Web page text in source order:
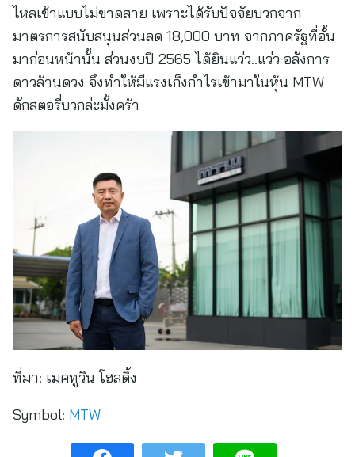
ไหลเข้าแบบไม่ขาดสาย เพราะได้รับปัจจัยบวกจาก
มาตรการสนับสนุนส่วนลด 18,000 บาท จากภาครัฐที่อั้น
มาก่อนหน้านั้น ส่วนงบปี 2565 ได้ยินแว่ว..แว่ว อลังการ
ดาวล้านดวง จึงทำให้มีแรงเก็งกำไรเข้ามาในหุ้น MTW
ดักสตอรี่บวกล่ะมั้งคร้า
ที่มา: เมคทูวิน โฮลดิ้ง
Symbol: MTW